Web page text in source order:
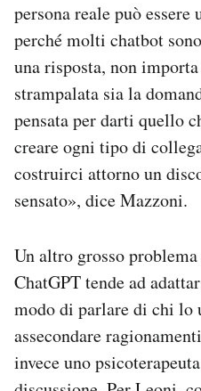
persona reale può essere
perché molti chatbot
una risposta, non
strampalata sia la
pensata per darti quello
creare ogni tipo di
costruirci attorno un
sensato», dice Mazzoni.
Un altro grosso
ChatGPT tende ad
modo di parlare di chi lo
assecondare
invece uno